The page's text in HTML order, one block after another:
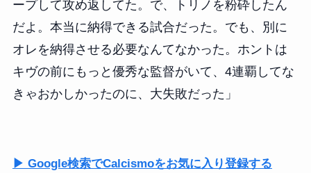
ープして攻め返してた。で、トリノを粉砕したん
だよ。本当に納得できる試合だった。でも、別に
オレを納得させる必要なんてなかった。ホントは
キヴの前にもっと優秀な監督がいて、4連覇してな
きゃおかしかったのに、大失敗だった」
▶ Google検索でCalcismoをお気に入り登録する